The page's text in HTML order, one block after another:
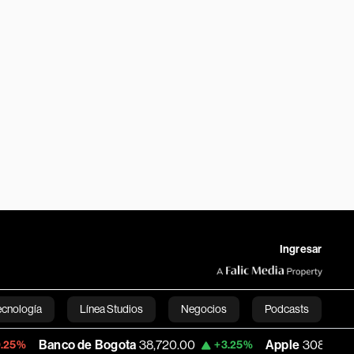
Ingresar
Línea Studios Negocios Podcasts
English
de Bogota 38,720.00 +3.25% Apple 308.63 -7.53%